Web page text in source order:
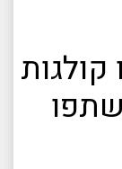
קולגות